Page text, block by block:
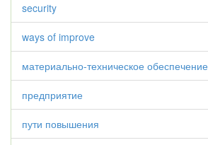
security
ways of improve
материально-техническое обеспечение
предприятие
пути повышения